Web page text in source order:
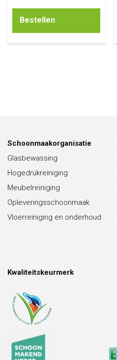
Bestellen
Schoonmaakorganisatie
Glasbewassing
Hogedrukreiniging
Meubelreiniging
Opleveringsschoonmaak
Vloerreiniging en onderhoud
Kwaliteitskeurmerk